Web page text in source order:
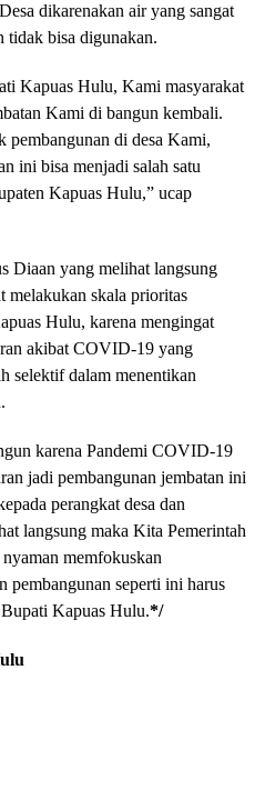
dikarenakan air yang sangat
tidak bisa digunakan.
Kapuas Hulu, Kami masyarakat
Kami di bangun kembali.
di desa Kami,
ini bisa menjadi salah satu
Kapuas Hulu,” ucap
Diaan yang melihat langsung
melakukan skala prioritas
Hulu, karena mengingat
akibat COVID-19 yang
selektif dalam menentikan
karena Pandemi COVID-19
jadi pembangunan jembatan ini
perangkat desa dan
langsung maka Kita Pemerintah
memfokuskan
pembangunan seperti ini harus
Kapuas Hulu.*/